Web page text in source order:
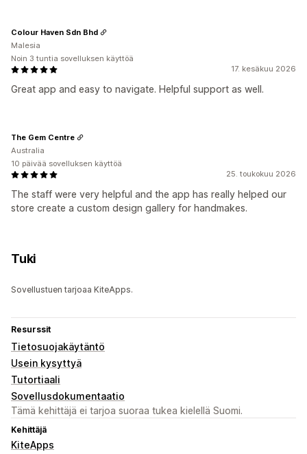
17. kesäkuu 2026
Great app and easy to navigate. Helpful support as well.
Colour Haven Sdn Bhd
Malesia
Noin 3 tuntia sovelluksen käyttöä
25. toukokuu 2026
The staff were very helpful and the app has really helped our
store create a custom design gallery for handmakes.
The Gem Centre
Australia
10 päivää sovelluksen käyttöä
Tuki
Sovellustuen tarjoaa KiteApps.
Resurssit
Tietosuojakäytäntö
Usein kysyttyä
Tutortiaali
Sovellusdokumentaatio
Tämä kehittäjä ei tarjoa suoraa tukea kielellä Suomi.
Kehittäjä
KiteApps